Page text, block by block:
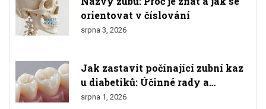
orientovat v číslování
srpna 3, 2026
Jak zastavit počínající zubní kaz
u diabetiků: Účinné rady a
prevence
srpna 1, 2026